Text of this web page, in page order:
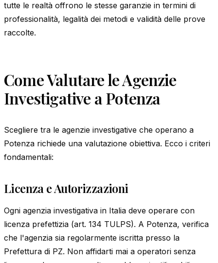
tutte le realtà offrono le stesse garanzie in termini di
professionalità, legalità dei metodi e validità delle prove
raccolte.
Come Valutare le Agenzie
Investigative a Potenza
Scegliere tra le agenzie investigative che operano a
Potenza richiede una valutazione obiettiva. Ecco i criteri
fondamentali:
Licenza e Autorizzazioni
Ogni agenzia investigativa in Italia deve operare con
licenza prefettizia (art. 134 TULPS). A Potenza, verifica
che l'agenzia sia regolarmente iscritta presso la
Prefettura di PZ. Non affidarti mai a operatori senza